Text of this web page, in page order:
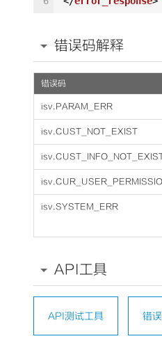
错误码解释
错误码
isv.PARAM_ERR
isv.CUST_NOT_EXIST
isv.SYSTEM_ERR
API工具
API测试工具 错